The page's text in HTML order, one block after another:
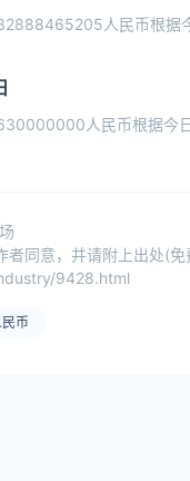
人民币根
人民币根据今
者同意，并请附上出处(免
9428.html
币